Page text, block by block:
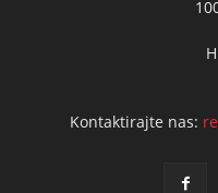
Kontaktirajte nas: